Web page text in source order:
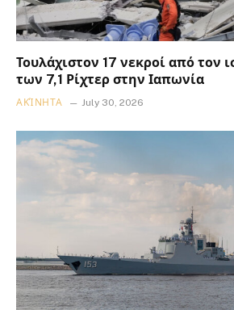
Τουλάχιστον 17 νεκροί από τον
των 7,1 Ρίχτερ στην Ιαπωνία
ΑΚΊΝΗΤΑ July 30, 2026